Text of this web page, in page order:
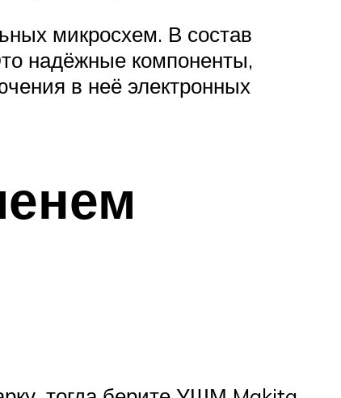
микросхем. В состав
надёжные компоненты,
в неё электронных